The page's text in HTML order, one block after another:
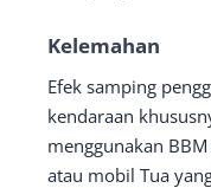
Kelemahan
Efek samping
kendaraan
menggunakan
atau mobil Tua